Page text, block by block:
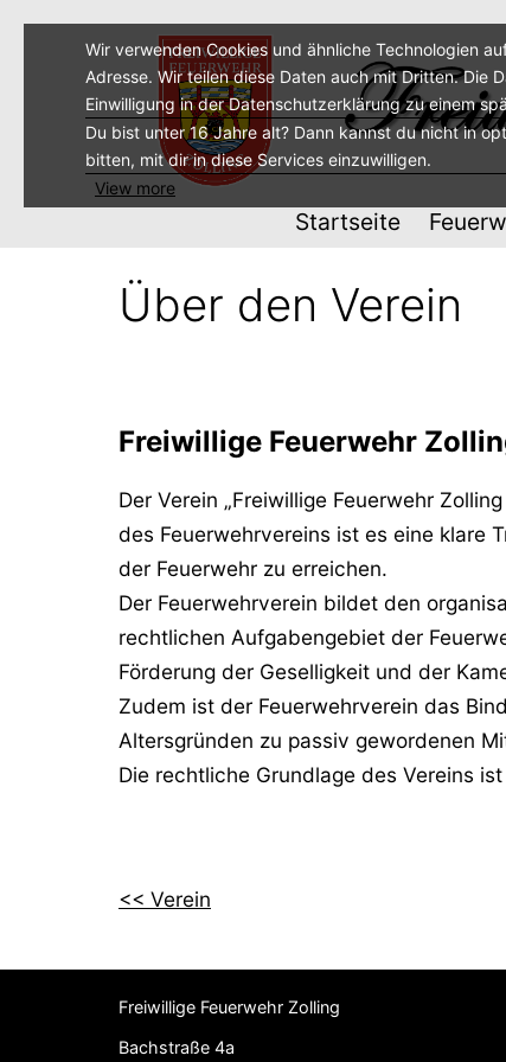
Startseite
Über den Verein
Freiwillige Feuerwehr
Der Verein „Freiwillige Feuerwehr
des Feuerwehrvereins ist es eine klare
der Feuerwehr zu erreichen.
Der Feuerwehrverein bildet den
rechtlichen Aufgabengebiet der
Förderung der Geselligkeit und der
Zudem ist der Feuerwehrverein das
Altersgründen zu passiv gewordenen
Die rechtliche Grundlage des Vereins
<< Verein
Freiwillige Feuerwehr Zolling
Bachstraße 4a
Wir verwenden Cookies und ähnliche Technologien
Adresse. Wir teilen diese Daten auch mit Dritten.
Einwilligung in der Datenschutzerklärung zu einem
Du bist unter 16 Jahre alt? Dann kannst du nicht in
bitten, mit dir in diese Services einzuwilligen.
View more